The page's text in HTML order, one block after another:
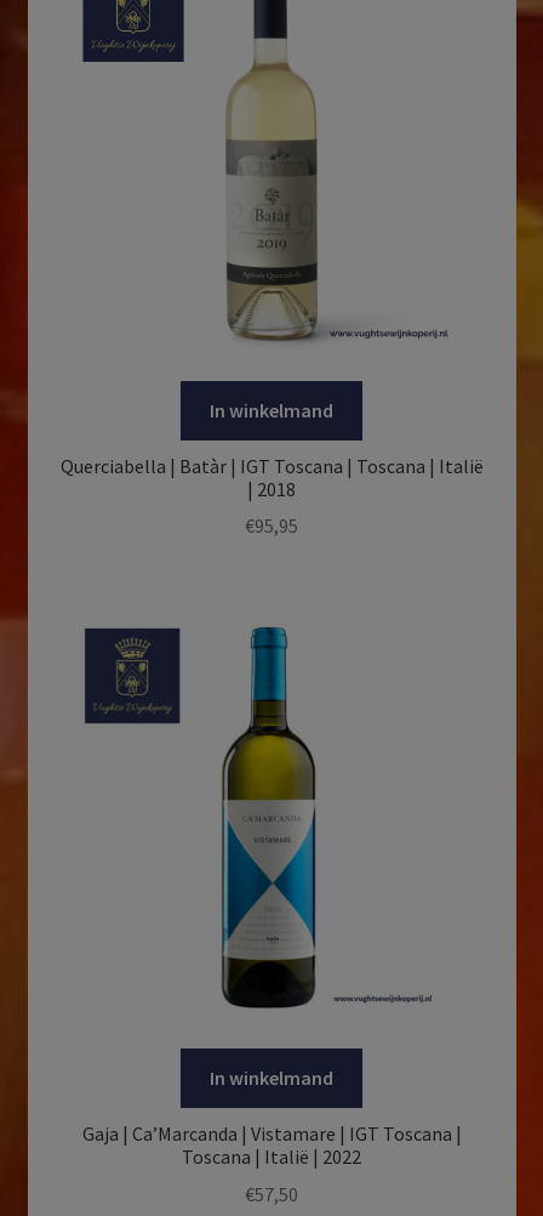
In winkelmand
Querciabella | Batàr | IGT Toscana | Toscana | Italië
| 2018
€95,95
In winkelmand
Gaja | Ca’Marcanda | Vistamare | IGT Toscana |
Toscana | Italië | 2022
€57,50